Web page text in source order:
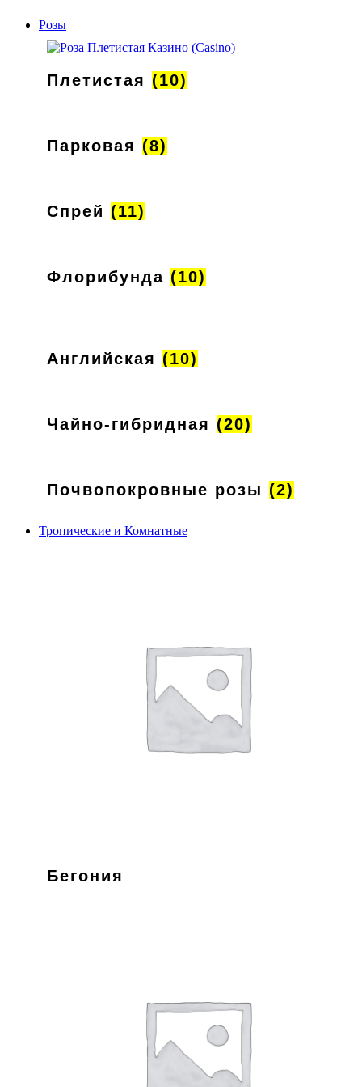
Розы
Плетистая (10)
Парковая (8)
Спрей (11)
Флорибунда (10)
Английская (10)
Чайно-гибридная (20)
Почвопокровные розы (2)
Тропические и Комнатные
Бегония